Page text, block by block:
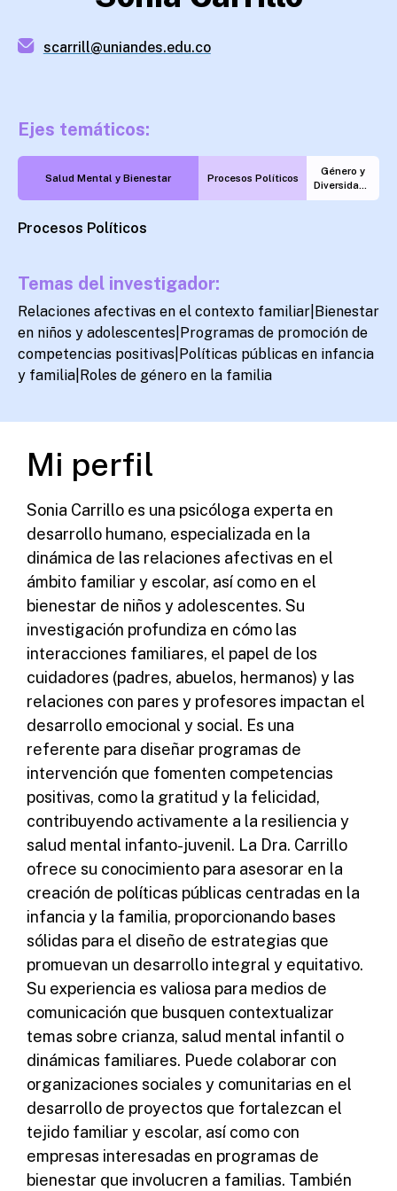
scarrill@uniandes.edu.co
Ejes temáticos:
Salud Mental y Bienestar Procesos Políticos
Género y
Diversidades
Procesos Políticos
Temas del investigador:
Relaciones afectivas en el contexto familiar|Bienestar
en niños y adolescentes|Programas de promoción de
competencias positivas|Políticas públicas en infancia
y familia|Roles de género en la familia
Mi perfil
Sonia Carrillo es una psicóloga experta en
desarrollo humano, especializada en la
dinámica de las relaciones afectivas en el
ámbito familiar y escolar, así como en el
bienestar de niños y adolescentes. Su
investigación profundiza en cómo las
interacciones familiares, el papel de los
cuidadores (padres, abuelos, hermanos) y las
relaciones con pares y profesores impactan el
desarrollo emocional y social. Es una
referente para diseñar programas de
intervención que fomenten competencias
positivas, como la gratitud y la felicidad,
contribuyendo activamente a la resiliencia y
salud mental infanto-juvenil. La Dra. Carrillo
ofrece su conocimiento para asesorar en la
creación de políticas públicas centradas en la
infancia y la familia, proporcionando bases
sólidas para el diseño de estrategias que
promuevan un desarrollo integral y equitativo.
Su experiencia es valiosa para medios de
comunicación que busquen contextualizar
temas sobre crianza, salud mental infantil o
dinámicas familiares. Puede colaborar con
organizaciones sociales y comunitarias en el
desarrollo de proyectos que fortalezcan el
tejido familiar y escolar, así como con
empresas interesadas en programas de
bienestar que involucren a familias. También